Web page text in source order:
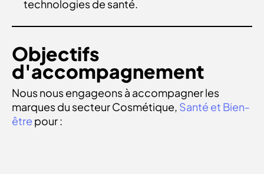
technologies de santé.
Objectifs
d'accompagnement
Nous nous engageons à accompagner les
marques du secteur Cosmétique, Santé et Bien-
être pour :